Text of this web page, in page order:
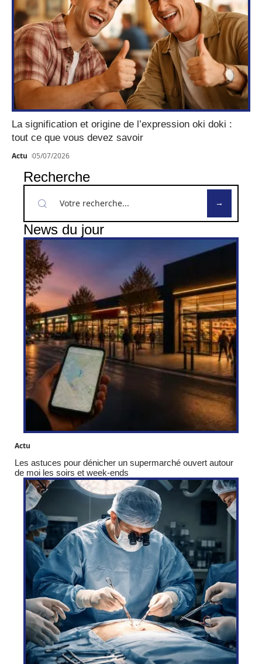
La signification et origine de l’expression oki doki :
tout ce que vous devez savoir
Actu 05/07/2026
Recherche
News du jour
Actu
Les astuces pour dénicher un supermarché ouvert autour
de moi les soirs et week-ends